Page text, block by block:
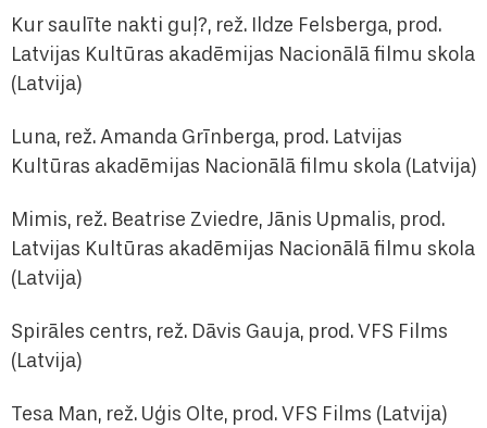
Kur saulīte nakti guļ?, rež. Ildze Felsberga, prod.
Latvijas Kultūras akadēmijas Nacionālā filmu skola
(Latvija)
Luna, rež. Amanda Grīnberga, prod. Latvijas
Kultūras akadēmijas Nacionālā filmu skola (Latvija)
Mimis, rež. Beatrise Zviedre, Jānis Upmalis, prod.
Latvijas Kultūras akadēmijas Nacionālā filmu skola
(Latvija)
Spirāles centrs, rež. Dāvis Gauja, prod. VFS Films
(Latvija)
Tesa Man, rež. Uģis Olte, prod. VFS Films (Latvija)